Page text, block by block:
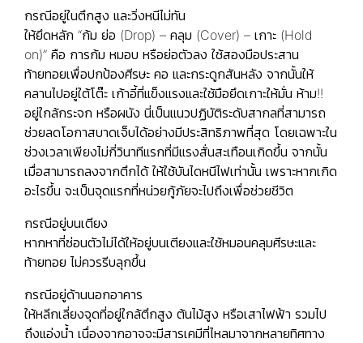
กรณีอยู่ในตึกสูง และวิ่งหนีไม่ทัน
ให้ยึดหลัก “ก้ม ย่อ (Drop) – คลุม (Cover) – เกาะ (Hold
on)” คือ การก้ม หมอบ หรือย่อตัวลง ใช้สองมือประสาน
ท้ายทอยเพื่อปกป้องศีรษะ คอ และกระดูกสันหลัง จากนั้นให้
คลานไปอยู่ใต้โต๊ะ เก้าอี้ที่แข็งแรงและใช้มือยึดเกาะให้มั่น ห้าม!!
อยู่ใกล้กระจก หรือผนัง นี่เป็นแนวปฏิบัติระดับสากลที่สามารถ
ช่วยลดโอกาสบาดเจ็บได้อย่างมีประสิทธิภาพที่สุด โดยเฉพาะใน
ช่วงเวลาเพียงไม่กี่วินาทีแรกที่มีแรงสั่นสะเทือนเกิดขึ้น จากนั้น
เมื่อสามารถลงจากตึกได้ ให้ใช้บันไดหนีไฟเท่านั้น เพราะหากเกิด
อะไรขึ้น จะเป็นจุดแรกที่หน่วยกู้ภัยจะไปถึงเพื่อช่วยชีวิต
กรณีอยู่บนเตียง
หากหาที่ซ่อนตัวไม่ได้ให้อยู่บนเตียงและใช้หมอนคลุมศีรษะและ
ท้ายทอย ไม่ควรรีบลุกขึ้น
กรณีอยู่ด้านนอกอาคาร
ให้หลีกเลี่ยงจุดที่อยู่ใกล้ตึกสูง ต้นไม้สูง หรือเสาไฟฟ้า รวมไป
ถึงแอ่งน้ำ เนื่องจากอาจจะมีสารเคมีที่ไหลมาจากหลายทิศทาง